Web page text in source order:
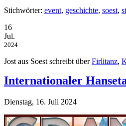
Stichwörter: event, geschichte, soest,
16
Jul.
2024
Jost aus Soest schreibt überFirlitanz,
Internationaler
Dienstag, 16. Juli 2024